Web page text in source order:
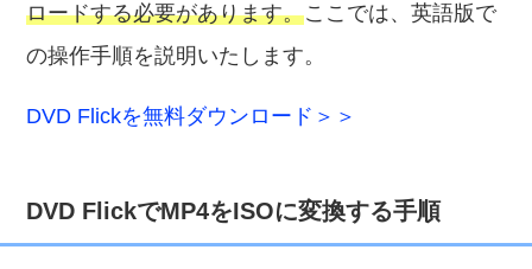
ロードする必要があります。ここでは、英語版で
の操作手順を説明いたします。
DVD Flickを無料ダウンロード＞＞
DVD FlickでMP4をISOに変換する手順